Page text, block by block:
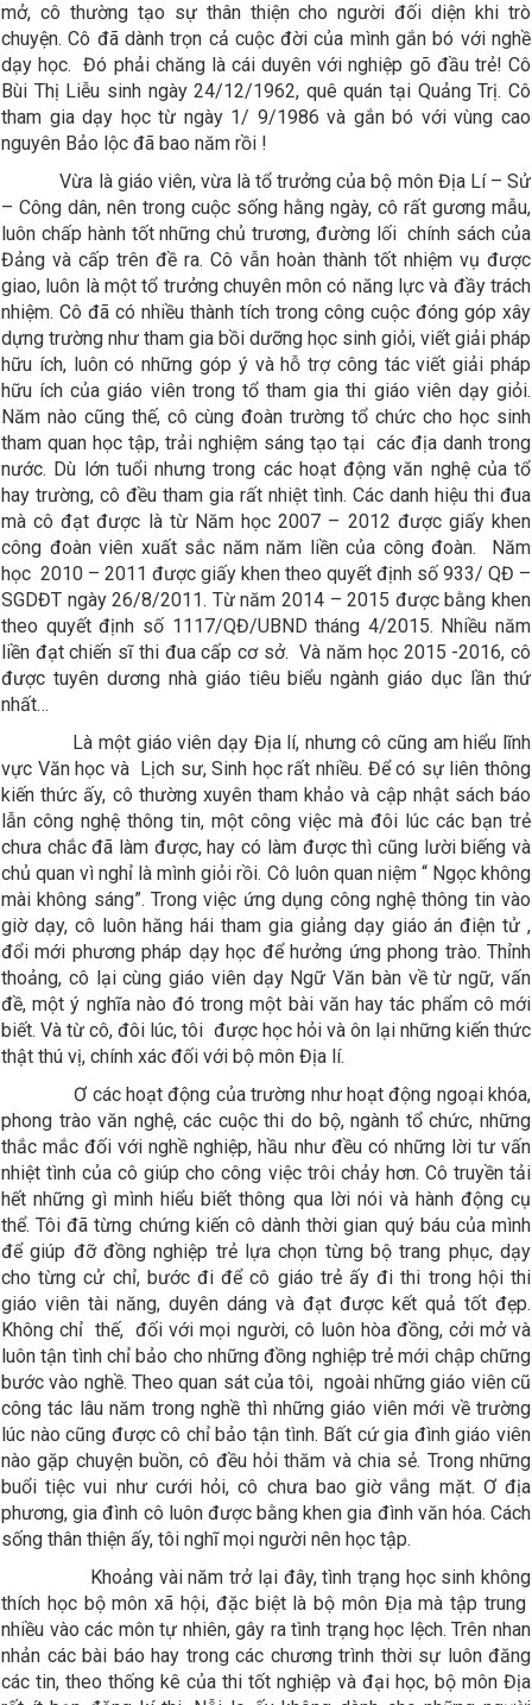
mở, cô thường tạo sự thân thiện cho người đối diện khi trò
chuyện. Cô đã dành trọn cả cuộc đời của mình gắn bó với nghề
dạy học. Đó phải chăng là cái duyên với nghiệp gõ đầu trẻ! Cô
Bùi Thị Liễu sinh ngày 24/12/1962, quê quán tại Quảng Trị. Cô
tham gia dạy học từ ngày 1/ 9/1986 và gắn bó với vùng cao
nguyên Bảo lộc đã bao năm rồi !
Vừa là giáo viên, vừa là tổ trưởng của bộ môn Địa Lí – Sử
– Công dân, nên trong cuộc sống hằng ngày, cô rất gương mẫu,
luôn chấp hành tốt những chủ trương, đường lối chính sách của
Đảng và cấp trên đề ra. Cô vẫn hoàn thành tốt nhiệm vụ được
giao, luôn là một tổ trưởng chuyên môn có năng lực và đầy trách
nhiệm. Cô đã có nhiều thành tích trong công cuộc đóng góp xây
dựng trường như tham gia bồi dưỡng học sinh giỏi, viết giải pháp
hữu ích, luôn có những góp ý và hỗ trợ công tác viết giải pháp
hữu ích của giáo viên trong tổ tham gia thi giáo viên dạy giỏi.
Năm nào cũng thế, cô cùng đoàn trường tổ chức cho học sinh
tham quan học tập, trải nghiệm sáng tạo tại các địa danh trong
nước. Dù lớn tuổi nhưng trong các hoạt động văn nghệ của tổ
hay trường, cô đều tham gia rất nhiệt tình. Các danh hiệu thi đua
mà cô đạt được là từ Năm học 2007 – 2012 được giấy khen
công đoàn viên xuất sắc năm năm liền của công đoàn. Năm
học 2010 – 2011 được giấy khen theo quyết định số 933/ QĐ –
SGDĐT ngày 26/8/2011. Từ năm 2014 – 2015 được bằng khen
theo quyết định số 1117/QĐ/UBND tháng 4/2015. Nhiều năm
liền đạt chiến sĩ thi đua cấp cơ sở. Và năm học 2015 -2016, cô
được tuyên dương nhà giáo tiêu biểu ngành giáo dục lần thứ
nhất…
Là một giáo viên dạy Địa lí, nhưng cô cũng am hiểu lĩnh
vực Văn học và Lịch sư, Sinh học rất nhiều. Để có sự liên thông
kiến thức ấy, cô thường xuyên tham khảo và cập nhật sách báo
lẫn công nghệ thông tin, một công việc mà đôi lúc các bạn trẻ
chưa chắc đã làm được, hay có làm được thì cũng lười biếng và
chủ quan vì nghỉ là mình giỏi rồi. Cô luôn quan niệm “ Ngọc không
mài không sáng”. Trong việc ứng dụng công nghệ thông tin vào
giờ dạy, cô luôn hăng hái tham gia giảng dạy giáo án điện tử ,
đổi mới phương pháp dạy học để hưởng ứng phong trào. Thỉnh
thoảng, cô lại cùng giáo viên dạy Ngữ Văn bàn về từ ngữ, vấn
đề, một ý nghĩa nào đó trong một bài văn hay tác phẩm cô mới
biết. Và từ cô, đôi lúc, tôi được học hỏi và ôn lại những kiến thức
thật thú vị, chính xác đối với bộ môn Địa lí.
Ơ các hoạt động của trường như hoạt động ngoại khóa,
phong trào văn nghệ, các cuộc thi do bộ, ngành tổ chức, những
thắc mắc đối với nghề nghiệp, hầu như đều có những lời tư vấn
nhiệt tình của cô giúp cho công việc trôi chảy hơn. Cô truyền tải
hết những gì mình hiểu biết thông qua lời nói và hành động cụ
thể. Tôi đã từng chứng kiến cô dành thời gian quý báu của mình
để giúp đỡ đồng nghiệp trẻ lựa chọn từng bộ trang phục, dạy
cho từng cử chỉ, bước đi để cô giáo trẻ ấy đi thi trong hội thi
giáo viên tài năng, duyên dáng và đạt được kết quả tốt đẹp.
Không chỉ thế, đối với mọi người, cô luôn hòa đồng, cởi mở và
luôn tận tình chỉ bảo cho những đồng nghiệp trẻ mới chập chững
bước vào nghề. Theo quan sát của tôi, ngoài những giáo viên cũ
công tác lâu năm trong nghề thì những giáo viên mới về trường
lúc nào cũng được cô chỉ bảo tận tình. Bất cứ gia đình giáo viên
nào gặp chuyện buồn, cô đều hỏi thăm và chia sẻ. Trong những
buổi tiệc vui như cưới hỏi, cô chưa bao giờ vắng mặt. Ơ địa
phương, gia đình cô luôn được bằng khen gia đình văn hóa. Cách
sống thân thiện ấy, tôi nghĩ mọi người nên học tập.
Khoảng vài năm trở lại đây, tình trạng học sinh không
thích học bộ môn xã hội, đặc biệt là bộ môn Địa mà tập trung
nhiều vào các môn tự nhiên, gây ra tình trạng học lệch. Trên nhan
nhản các bài báo hay trong các chương trình thời sự luôn đăng
các tin, theo thống kê của thi tốt nghiệp và đại học, bộ môn Địa